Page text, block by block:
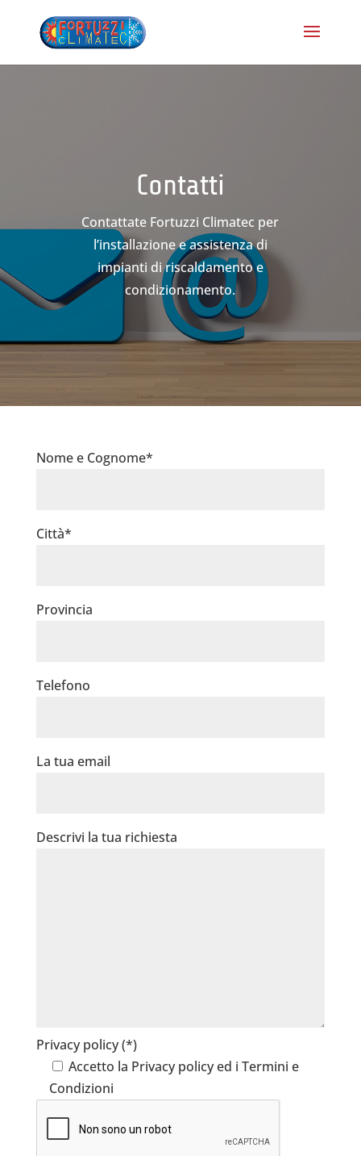
Contatti
Contattate Fortuzzi Climatec per
l’installazione e assistenza di
impianti di riscaldamento e
condizionamento.
Nome e Cognome*
Città*
Provincia
Telefono
La tua email
Descrivi la tua richiesta
Privacy policy (*)
Accetto la Privacy policyed i Termini e
Condizioni